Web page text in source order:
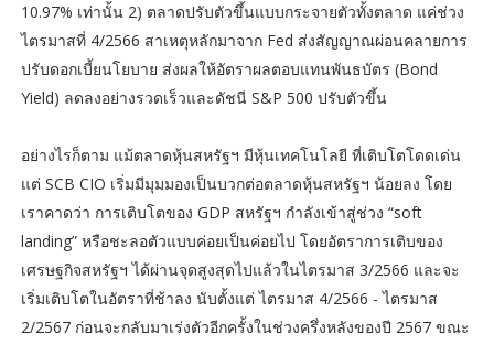
10.97% เท่านั้น 2) ตลาดปรับตัวขึ้นแบบกระจายตัวทั้งตลาด แค่ช่วง
ไตรมาสที่ 4/2566 สาเหตุหลักมาจาก Fed ส่งสัญญาณผ่อนคลายการ
ปรับดอกเบี้ยนโยบาย ส่งผลให้อัตราผลตอบแทนพันธบัตร (Bond
Yield) ลดลงอย่างรวดเร็วและดัชนี S&P 500 ปรับตัวขึ้น
อย่างไรก็ตาม แม้ตลาดหุ้นสหรัฐฯ มีหุ้นเทคโนโลยี ที่เติบโตโดดเด่น
แต่ SCB CIO เริ่มมีมุมมองเป็นบวกต่อตลาดหุ้นสหรัฐฯ น้อยลง โดย
เราคาดว่า การเติบโตของ GDP สหรัฐฯ กำลังเข้าสู่ช่วง “soft
landing” หรือชะลอตัวแบบค่อยเป็นค่อยไป โดยอัตราการเติบของ
เศรษฐกิจสหรัฐฯ ได้ผ่านจุดสูงสุดไปแล้วในไตรมาส 3/2566 และจะ
เริ่มเติบโตในอัตราที่ช้าลง นับตั้งแต่ ไตรมาส 4/2566 - ไตรมาส
2/2567 ก่อนจะกลับมาเร่งตัวอีกครั้งในช่วงครึ่งหลังของปี 2567 ขณะ